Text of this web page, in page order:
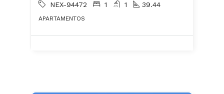
NEX-94472 1 1 39.44
APARTAMENTOS